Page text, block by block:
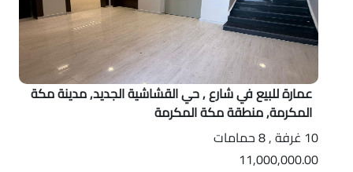
عمارة للبيع في شارع , حي القشاشية الجديد, مدينة مكة
المكرمة, منطقة مكة المكرمة
10 غرفة , 8 حمامات
11,000,000.00